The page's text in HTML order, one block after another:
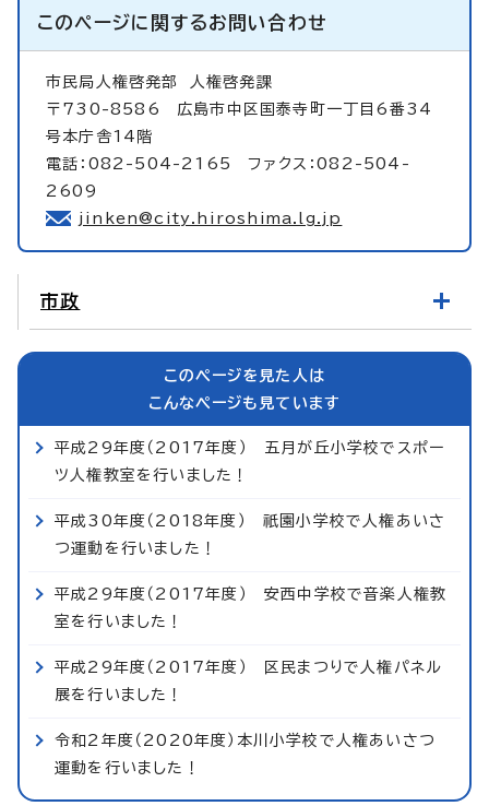
このページに関するお問い合わせ
市民局人権啓発部
人権啓発課
〒730-8586 広島市中区国泰寺町一丁目6番34
号本庁舎14階
電話：082-504-2165 ファクス：082-504-
2609
jinken@city.hiroshima.lg.jp
市政
このページを見た人は
こんなページも見ています
平成29年度（2017年度） 五月が丘小学校でスポー
ツ人権教室を行いました！
平成30年度（2018年度） 祇園小学校で人権あいさ
つ運動を行いました！
平成29年度（2017年度） 安西中学校で音楽人権教
室を行いました！
平成29年度（2017年度） 区民まつりで人権パネル
展を行いました！
令和2年度（2020年度）本川小学校で人権あいさつ
運動を行いました！